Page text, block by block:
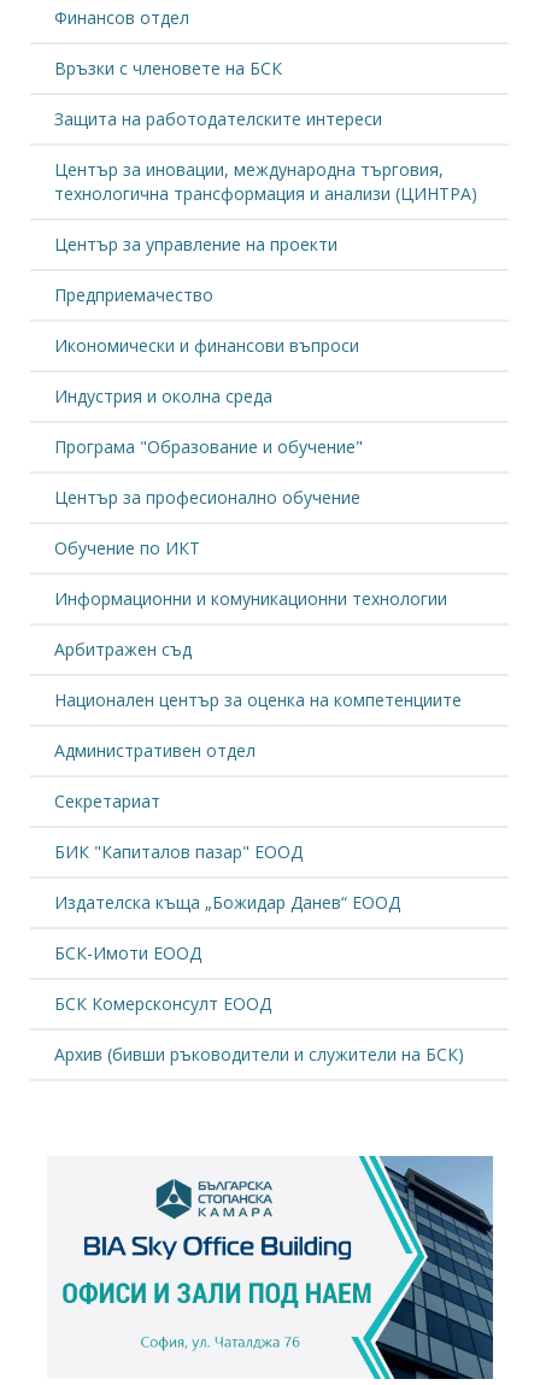
Финансов отдел
Връзки с членовете на БСК
Защита на работодателските интереси
Център за иновации, международна търговия,
технологична трансформация и анализи (ЦИНТРА)
Център за управление на проекти
Предприемачество
Икономически и финансови въпроси
Индустрия и околна среда
Програма "Образование и обучение"
Център за професионално обучение
Обучение по ИКТ
Информационни и комуникационни технологии
Арбитражен съд
Национален център за оценка на компетенциите
Административен отдел
Секретариат
БИК "Капиталов пазар" ЕООД
Издателска къща „Божидар Данев“ ЕООД
БСК-Имоти ЕООД
БСК Комерсконсулт ЕООД
Архив (бивши ръководители и служители на БСК)